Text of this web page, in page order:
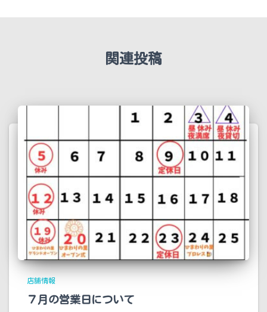
関連投稿
店舗情報
７月の営業日について